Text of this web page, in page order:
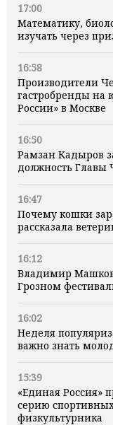
17:00
Математику,
изучать через
16:58
Производители
гастробренды на
России» в Москве
16:50
Рамзан Кадыров
должность Главы
16:47
Почему кошки
рассказала
16:12
Владимир
Грозном
16:02
Неделя
важно знать
15:39
«Единая Россия»
серию
физкультурника